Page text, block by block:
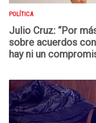
POLÍTICA
Julio Cruz: “Por
sobre acuerdos
hay ni un